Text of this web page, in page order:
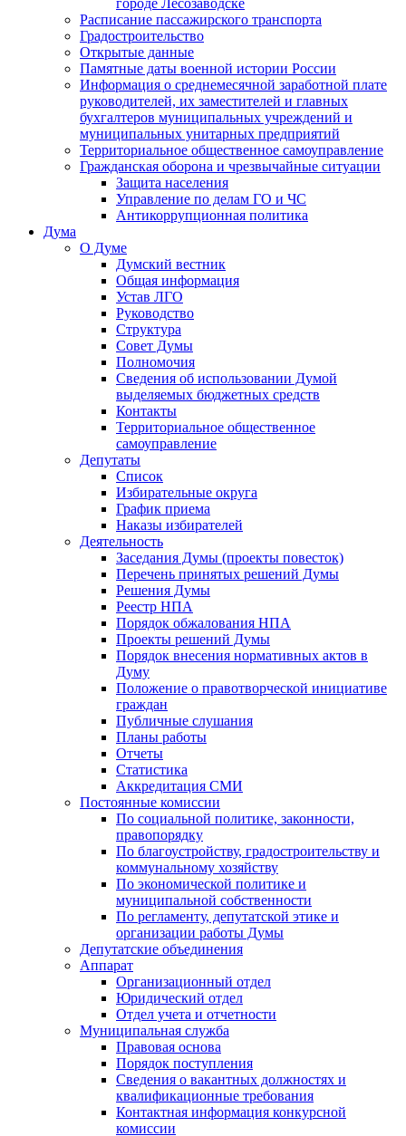
городе Лесозаводске
Расписание пассажирского транспорта
Градостроительство
Открытые данные
Памятные даты военной истории России
Информация о среднемесячной заработной плате
руководителей, их заместителей и главных
бухгалтеров муниципальных учреждений и
муниципальных унитарных предприятий
Территориальное общественное самоуправление
Гражданская оборона и чрезвычайные ситуации
Защита населения
Управление по делам ГО и ЧС
Антикоррупционная политика
Дума
О Думе
Думский вестник
Общая информация
Устав ЛГО
Руководство
Структура
Совет Думы
Полномочия
Сведения об использовании Думой
выделяемых бюджетных средств
Контакты
Территориальное общественное
самоуправление
Депутаты
Список
Избирательные округа
График приема
Наказы избирателей
Деятельность
Заседания Думы (проекты повесток)
Перечень принятых решений Думы
Решения Думы
Реестр НПА
Порядок обжалования НПА
Проекты решений Думы
Порядок внесения нормативных актов в
Думу
Положение о правотворческой инициативе
граждан
Публичные слушания
Планы работы
Отчеты
Статистика
Аккредитация СМИ
Постоянные комиссии
По социальной политике, законности,
правопорядку
По благоустройству, градостроительству и
коммунальному хозяйству
По экономической политике и
муниципальной собственности
По регламенту, депутатской этике и
организации работы Думы
Депутатские объединения
Аппарат
Организационный отдел
Юридический отдел
Отдел учета и отчетности
Муниципальная служба
Правовая основа
Порядок поступления
Сведения о вакантных должностях и
квалификационные требования
Контактная информация конкурсной
комиссии